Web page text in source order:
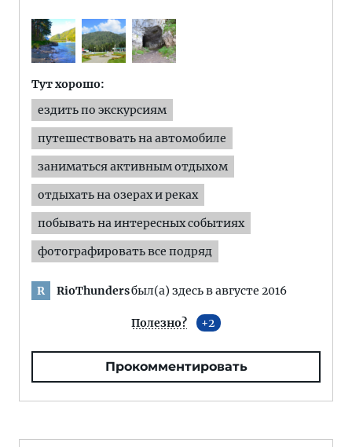
Тут хорошо:
ездить по экскурсиям
путешествовать на автомобиле
заниматься активным отдыхом
отдыхать на озерах и реках
побывать на интересных событиях
фотографировать все подряд
R RioThundersбыл(а) здесь в августе 2016
Полезно? 2
Прокомментировать